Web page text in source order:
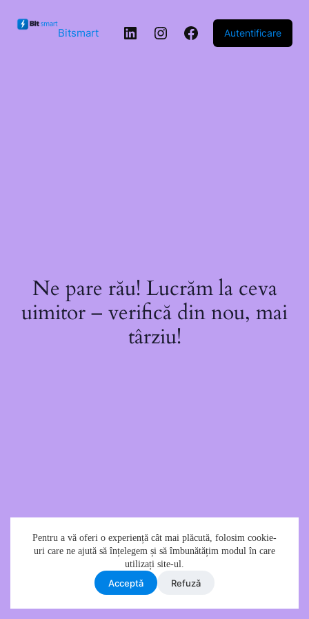
conținut
Pentru a vă oferi o experiență cât mai plăcută, folosim cookie-
uri care ne ajută să înțelegem și să îmbunătățim modul în care
utilizați site-ul.
Acceptǎ Refuzǎ
Bitsmart LinkedInInstagram
Facebook
Autentificare
Ne pare rău! Lucrăm la ceva
uimitor – verifică din nou, mai
târziu!